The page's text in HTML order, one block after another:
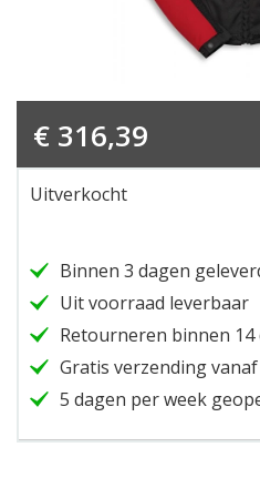
€ 316,39
Uitverkocht
Binnen 3 dagen
Uit voorraad leverbaar
Retourneren binnen 14
Gratis verzending
5 dagen per week